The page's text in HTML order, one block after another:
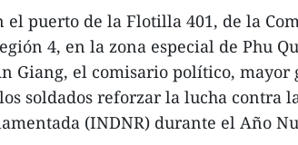
el puerto de la Flotilla 401, de la
4, en la zona especial de Phu
Giang, el comisario político, mayor
soldados reforzar la lucha contra
(INDNR) durante el Año